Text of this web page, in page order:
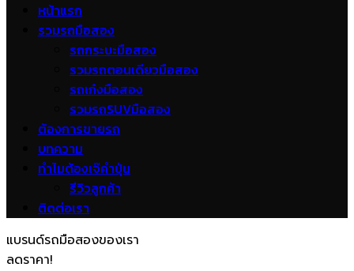
หน้าแรก
รวมรถมือสอง
รถกระบะมือสอง
รวมรถตอนเดียวมือสอง
รถเก๋งมือสอง
รวมรถSUVมือสอง
ต้องการขายรถ
บทความ
ทำไมต้องเจ๊คำปุ่น
รีวิวลูกค้า
ติดต่อเรา
แบรนด์รถมือสองของเรา
ลดราคา!